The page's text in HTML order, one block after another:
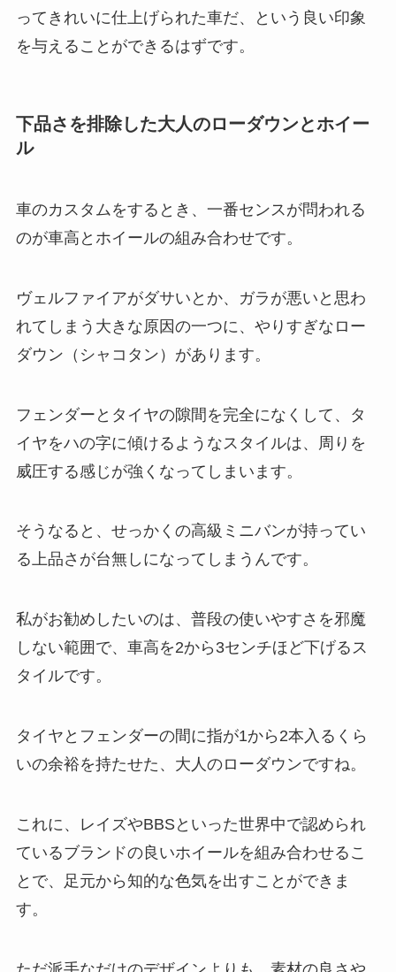
ってきれいに仕上げられた車だ、という良い印象
を与えることができるはずです。
下品さを排除した大人のローダウンとホイー
ル
車のカスタムをするとき、一番センスが問われる
のが車高とホイールの組み合わせです。
ヴェルファイアがダサいとか、ガラが悪いと思わ
れてしまう大きな原因の一つに、やりすぎなロー
ダウン（シャコタン）があります。
フェンダーとタイヤの隙間を完全になくして、タ
イヤをハの字に傾けるようなスタイルは、周りを
威圧する感じが強くなってしまいます。
そうなると、せっかくの高級ミニバンが持ってい
る上品さが台無しになってしまうんです。
私がお勧めしたいのは、普段の使いやすさを邪魔
しない範囲で、車高を2から3センチほど下げるス
タイルです。
タイヤとフェンダーの間に指が1から2本入るくら
いの余裕を持たせた、大人のローダウンですね。
これに、レイズやBBSといった世界中で認められ
ているブランドの良いホイールを組み合わせるこ
とで、足元から知的な色気を出すことができま
す。